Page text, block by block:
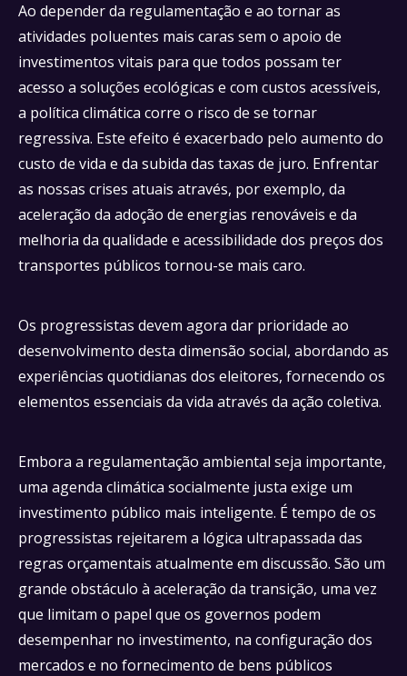
Ao depender da regulamentação e ao tornar as
atividades poluentes mais caras sem o apoio de
investimentos vitais para que todos possam ter
acesso a soluções ecológicas e com custos acessíveis,
a política climática corre o risco de se tornar
regressiva. Este efeito é exacerbado pelo aumento do
custo de vida e da subida das taxas de juro. Enfrentar
as nossas crises atuais através, por exemplo, da
aceleração da adoção de energias renováveis e da
melhoria da qualidade e acessibilidade dos preços dos
transportes públicos tornou-se mais caro.
Os progressistas devem agora dar prioridade ao
desenvolvimento desta dimensão social, abordando as
experiências quotidianas dos eleitores, fornecendo os
elementos essenciais da vida através da ação coletiva.
Embora a regulamentação ambiental seja importante,
uma agenda climática socialmente justa exige um
investimento público mais inteligente. É tempo de os
progressistas rejeitarem a lógica ultrapassada das
regras orçamentais atualmente em discussão. São um
grande obstáculo à aceleração da transição, uma vez
que limitam o papel que os governos podem
desempenhar no investimento, na configuração dos
mercados e no fornecimento de bens públicos